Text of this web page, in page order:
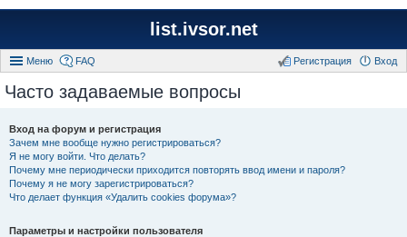
list.ivsor.net
Меню FAQ Вход
Регистрация
Часто задаваемые вопросы
Вход на форум и регистрация
Зачем мне вообще нужно регистрироваться?
Я не могу войти. Что делать?
Почему мне периодически приходится повторять ввод имени и пароля?
Почему я не могу зарегистрироваться?
Что делает функция «Удалить cookies форума»?
Параметры и настройки пользователя